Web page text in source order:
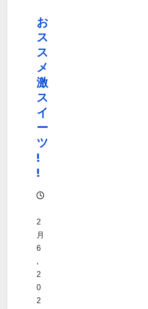
お
ス
ス
メ
激
ス
イ
ー
ツ
!
!
2
月
6
,
2
0
2